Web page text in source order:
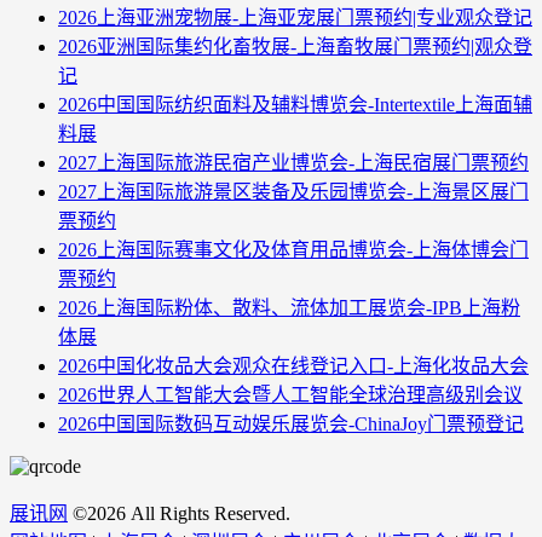
2026上海亚洲宠物展-上海亚宠展门票预约|专业观众登记
2026亚洲国际集约化畜牧展-上海畜牧展门票预约|观众登
记
2026中国国际纺织面料及辅料博览会-Intertextile上海面辅
料展
2027上海国际旅游民宿产业博览会-上海民宿展门票预约
2027上海国际旅游景区装备及乐园博览会-上海景区展门
票预约
2026上海国际赛事文化及体育用品博览会-上海体博会门
票预约
2026上海国际粉体、散料、流体加工展览会-IPB上海粉
体展
2026中国化妆品大会观众在线登记入口-上海化妆品大会
2026世界人工智能大会暨人工智能全球治理高级别会议
2026中国国际数码互动娱乐展览会-ChinaJoy门票预登记
展讯网 ©2026 All Rights Reserved.